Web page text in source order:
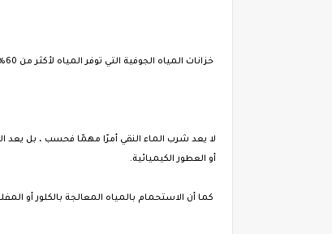
خزانات المياه الجوفية التي توفر المياه لأكثر من 60٪ من الولايات المتحدة ملوثة بالتسرب من صهاريج تخزين المواد الكيميائية تحت الأرض أو التسريبات السامة من مقالب القمامة.
لا يعد شرب الماء النقي أمرًا مهمًا فحسب ، بل يعد
أو العطور الكيميائية.
كما أن الاستحمام بالمياه المعالجة بالكلور أو المفلورة لا يقل خطورة عن شربه . دش بخار